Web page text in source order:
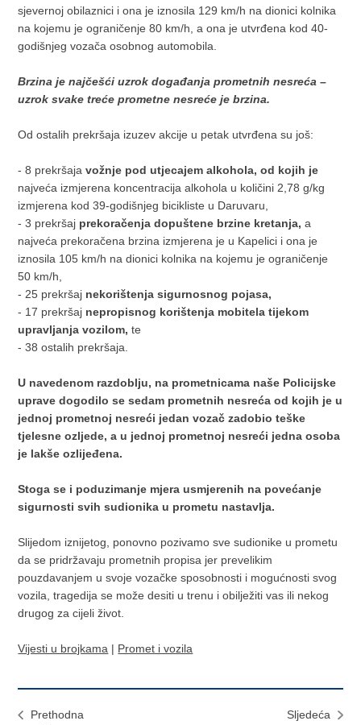
sjevernoj obilaznici i ona je iznosila 129 km/h na dionici kolnika
na kojemu je ograničenje 80 km/h, a ona je utvrđena kod 40-
godišnjeg vozača osobnog automobila.
Brzina je najčešći uzrok događanja prometnih nesreća –
uzrok svake treće prometne nesreće je brzina.
Od ostalih prekršaja izuzev akcije u petak utvrđena su još:
- 8 prekršajavožnje pod utjecajem alkohola, od kojih je
najveća izmjerena koncentracija alkohola u količini 2,78 g/kg
izmjerena kod 39-godišnjeg bicikliste u Daruvaru,
- 3 prekršaj prekoračenja dopuštene brzine kretanja,a
najveća prekoračena brzina izmjerena je u Kapelici i ona je
iznosila 105 km/h na dionici kolnika na kojemu je ograničenje
50 km/h,
- 25 prekršaj nekorištenja sigurnosnog pojasa,
- 17 prekršaj nepropisnog korištenja mobitela tijekom
upravljanja vozilom,te
- 38 ostalih prekršaja.
U navedenom razdoblju, na prometnicama naše Policijske
uprave dogodilo se sedam prometnih nesreća od kojih je u
jednoj prometnoj nesreći jedan vozač zadobio teške
tjelesne ozljede, a u jednoj prometnoj nesreći jedna osoba
je lakše ozlijeđena.
Stoga se i poduzimanje mjera usmjerenih na povećanje
sigurnosti svih sudionika u prometu nastavlja.
Slijedom iznijetog, ponovno pozivamo sve sudionike u prometu
da se pridržavaju prometnih propisa jer prevelikim
pouzdavanjem u svoje vozačke sposobnosti i mogućnosti svog
vozila, tragedija se može desiti u trenu i obilježiti vas ili nekog
drugog za cijeli život.
Vijesti u brojkama | Promet i vozila
Prethodna
Sljedeća